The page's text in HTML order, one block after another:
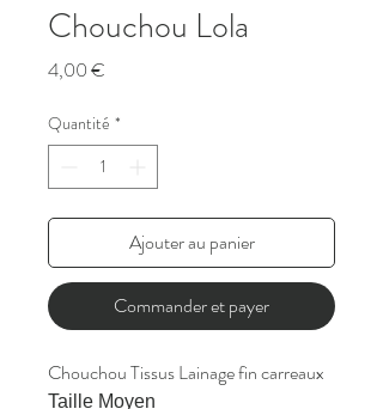
Chouchou Lola
4,00 €
Quantité *
Ajouter au panier
Commander et payer
Chouchou Tissus Lainage fin carreaux
Taille Moyen